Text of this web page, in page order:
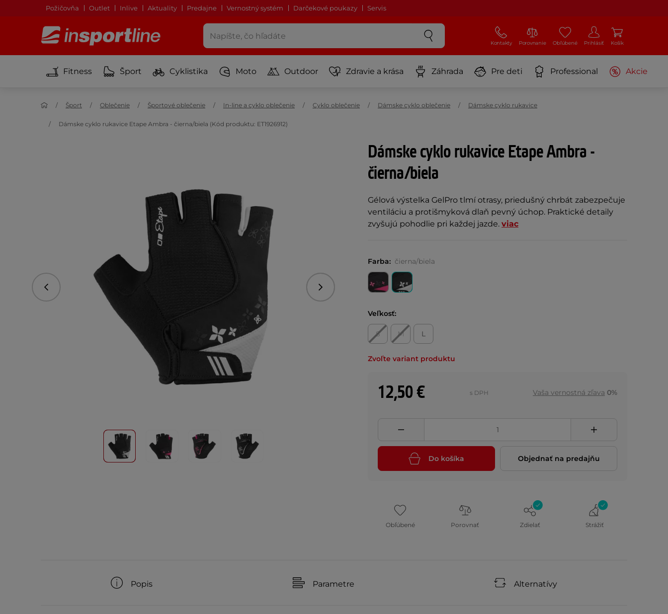
Požičovňa Outlet Inlive Aktuality Predajne Vernostný systém Darčekové poukazy Servis
Kontakty Porovnanie Obľúbené Prihlásiť Košík
Fitness Šport Cyklistika Moto Outdoor Zdravie a krása Záhrada Pre deti Professional Akcie
Šport Oblečenie Športové oblečenie In-line a cyklo oblečenie Cyklo oblečenie Dámske cyklo oblečenie Dámske cyklo rukavice
Dámske cyklo rukavice Etape Ambra - čierna/biela (Kód produktu: ET1926912)
Dámske cyklo rukavice Etape Ambra -
čierna/biela
Gélová výstelka GelPro tlmí otrasy, priedušný chrbát zabezpečuje
ventiláciu a protišmyková dlaň pevný úchop. Praktické detaily
zvyšujú pohodlie pri každej jazde. viac
Predchádzajúce Nasledujúce
Farba: čierna/biela
Veľkosť:
S M L
Zvoľte variant produktu
12,50 € s DPH Vaša vernostná zľava 0%
Do košíka Objednať na predajňu
Obľúbené Porovnať Zdielať Strážiť
Popis Parametre Alternatívy